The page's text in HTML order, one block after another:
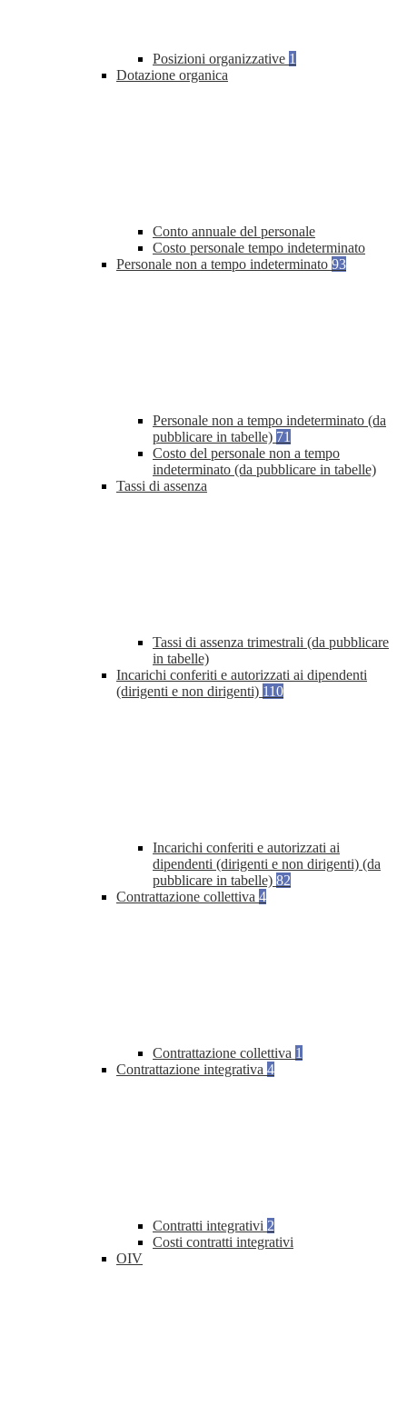
Posizioni organizzative 1
Dotazione organica
Conto annuale del personale
Costo personale tempo indeterminato
Personale non a tempo indeterminato 93
Personale non a tempo indeterminato (da
pubblicare in tabelle) 71
Costo del personale non a tempo
indeterminato (da pubblicare in tabelle)
Tassi di assenza
Tassi di assenza trimestrali (da pubblicare
in tabelle)
Incarichi conferiti e autorizzati ai dipendenti
(dirigenti e non dirigenti) 110
Incarichi conferiti e autorizzati ai
dipendenti (dirigenti e non dirigenti) (da
pubblicare in tabelle) 82
Contrattazione collettiva 4
Contrattazione collettiva 1
Contrattazione integrativa 4
Contratti integrativi 2
Costi contratti integrativi
OIV